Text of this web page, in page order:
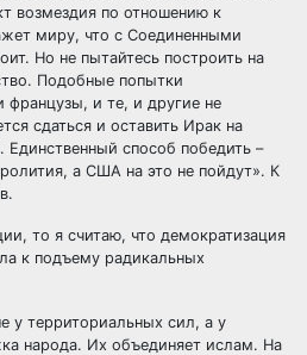
возмездия по отношению к
миру, что с Соединенными
Но не пытайтесь построить на
Подобные попытки
и те, и другие не
сдаться и оставить Ирак на
Единственный способ победить –
а США на это не пойдут». К
то я считаю, что демократизация
к подъему радикальных
у территориальных сил, а у
народа. Их объединяет ислам. На